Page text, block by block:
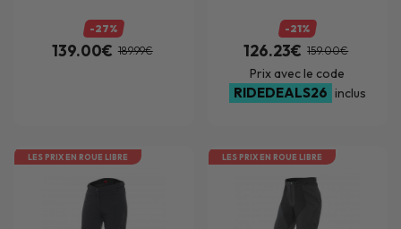
-27%
139.00€ 189.99€
-21%
126.23€ 159.00€
Prix avec le code
RIDEDEALS26 inclus
LES PRIX EN ROUE LIBRE LES PRIX EN ROUE LIBRE